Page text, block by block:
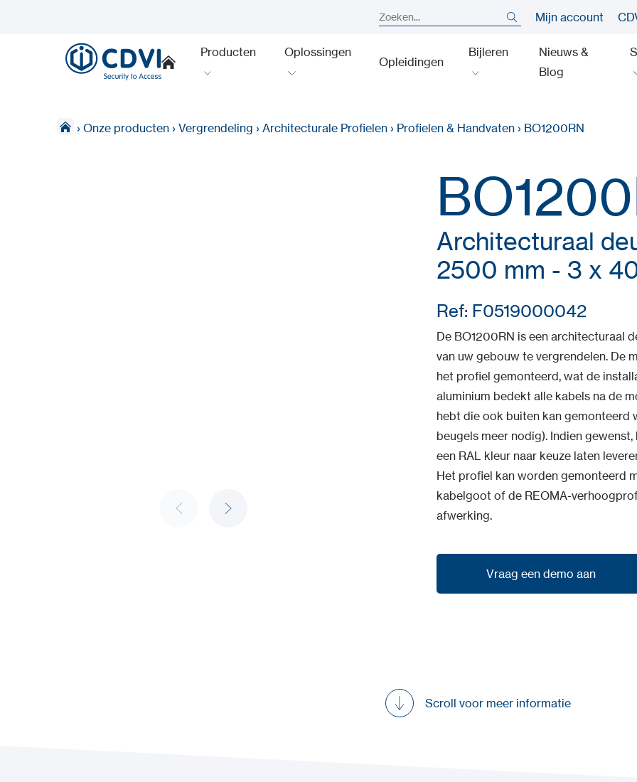
Mijn account
Producten Oplossingen
Opleidingen
Bijleren
Nieuws &
Blog
› Onze producten › Vergrendeling › Architecturale Profielen › Profielen & Handvaten › BO1200RN
Architecturaal
2500 mm - 3 x
Ref: F0519000042
De BO1200RN is een architecturaal
van uw gebouw te vergrendelen. De
het profiel gemonteerd, wat de
aluminium bedekt alle kabels na de
hebt die ook buiten kan gemonteerd
beugels meer nodig). Indien
een RAL kleur naar keuze laten
Het profiel kan worden gemonteerd
kabelgoot of de REOMA-
afwerking.
Vraag een demo aan
Scroll voor meer informatie